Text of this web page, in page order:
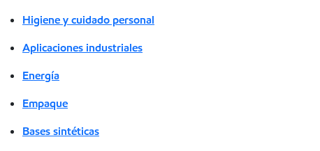
Higiene y cuidado personal
Aplicaciones industriales
Energía
Empaque
Bases sintéticas